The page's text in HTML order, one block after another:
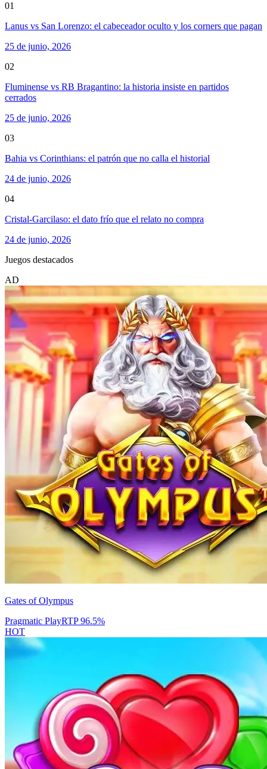
01
Lanus vs San Lorenzo: el cabeceador oculto y los corners que pagan
25 de junio, 2026
02
Fluminense vs RB Bragantino: la historia insiste en partidos
cerrados
25 de junio, 2026
03
Bahia vs Corinthians: el patrón que no calla el historial
24 de junio, 2026
04
Cristal-Garcilaso: el dato frío que el relato no compra
24 de junio, 2026
Juegos destacados
AD
Gates of Olympus
Pragmatic PlayRTP96.5%
HOT